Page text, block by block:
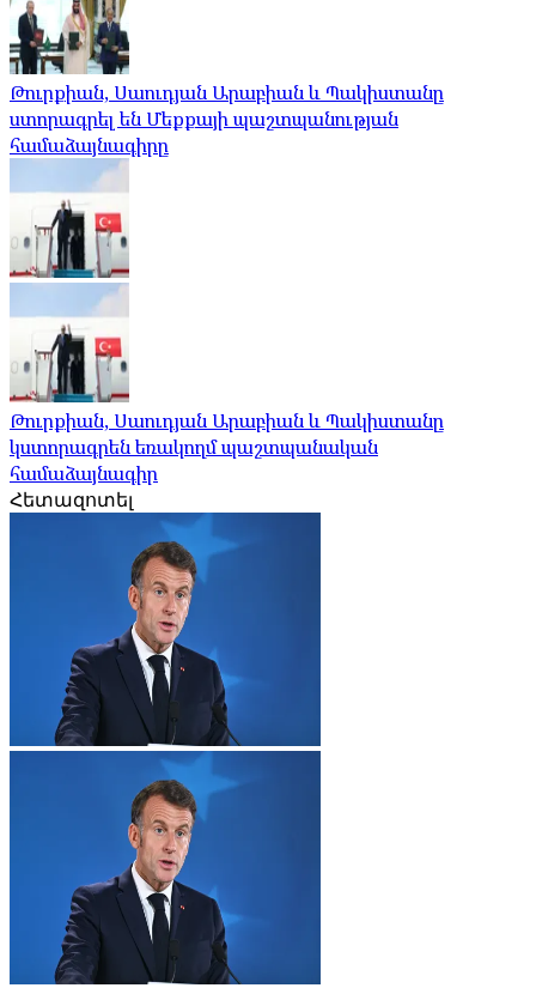
Թուրքիան, Սաուդյան Արաբիան և Պակիստանը
ստորագրել են Մեքքայի պաշտպանության
համաձայնագիրը
Թուրքիան, Սաուդյան Արաբիան և Պակիստանը
կստորագրեն եռակողմ պաշտպանական
համաձայնագիր
Հետազոտել